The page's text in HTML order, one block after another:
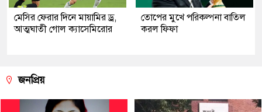
মেসির ফেরার দিনে মায়ামির ড্র,
আত্মঘাতী গোল ক্যাসেমিরোর
তোপের মুখে পরিকল্পনা বাতিল
করল ফিফা
জনপ্রিয়